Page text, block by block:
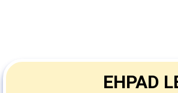
EHPAD